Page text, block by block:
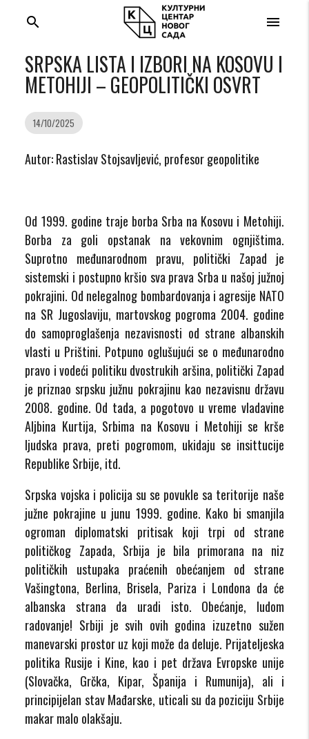
menu
search
SRPSKA LISTA I IZBORI NA KOSOVU I
METOHIJI – GEOPOLITIČKI OSVRT
14/10/2025
Autor: Rastislav Stojsavljević, profesor geopolitike
Od 1999. godine traje borba Srba na Kosovu i Metohiji.
Borba za goli opstanak na vekovnim ognjištima.
Suprotno međunarodnom pravu, politički Zapad je
sistemski i postupno kršio sva prava Srba u našoj južnoj
pokrajini. Od nelegalnog bombardovanja i agresije NATO
na SR Jugoslaviju, martovskog pogroma 2004. godine
do samoproglašenja nezavisnosti od strane albanskih
vlasti u Prištini. Potpuno oglušujući se o međunarodno
pravo i vodeći politiku dvostrukih aršina, politički Zapad
je priznao srpsku južnu pokrajinu kao nezavisnu državu
2008. godine. Od tada, a pogotovo u vreme vladavine
Aljbina Kurtija, Srbima na Kosovu i Metohiji se krše
ljudska prava, preti pogromom, ukidaju se insittucije
Republike Srbije, itd.
Srpska vojska i policija su se povukle sa teritorije naše
južne pokrajine u junu 1999. godine. Kako bi smanjila
ogroman diplomatski pritisak koji trpi od strane
političkog Zapada, Srbija je bila primorana na niz
političkih ustupaka praćenih obećanjem od strane
Vašingtona, Berlina, Brisela, Pariza i Londona da će
albanska strana da uradi isto. Obećanje, ludom
radovanje! Srbiji je svih ovih godina izuzetno sužen
manevarski prostor uz koji može da deluje. Prijateljeska
politika Rusije i Kine, kao i pet država Evropske unije
(Slovačka, Grčka, Kipar, Španija i Rumunija), ali i
principijelan stav Mađarske, uticali su da poziciju Srbije
makar malo olakšaju.